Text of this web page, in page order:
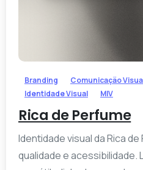
Branding Comunicação
Identidade Visual
MIV
Rica de Perfume
Identidade visual da Rica
qualidade e